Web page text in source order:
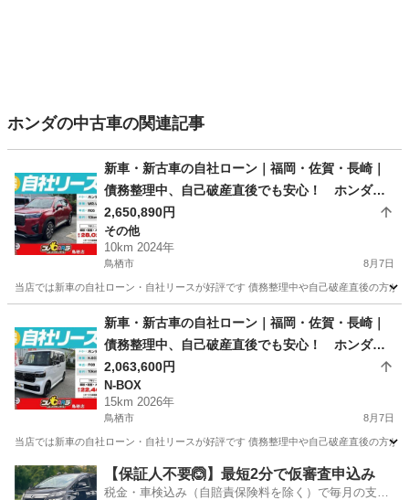
ホンダの中古車の関連記事
新車・新古車の自社ローン｜福岡・佐賀・長崎｜
債務整理中、自己破産直後でも安心！ ホンダ
W-RV Z+ R06年式
2,650,890円
その他
10km 2024年
鳥栖市 8月7日
当店では新車の自社ローン・自社リースが好評です 債務整理中や自己破産直後の方
その他 車両
新車・新古車の自社ローン｜福岡・佐賀・長崎｜
債務整理中、自己破産直後でも安心！ ホンダ N
-BOXカスタムBS R08年式
2,063,600円
N-BOX
15km 2026年
鳥栖市 8月7日
当店では新車の自社ローン・自社リースが好評です 債務整理中や自己破産直後の方
佐賀 鳥栖市 N-BOX 車両
【保証人不要🙆】最短2分で仮審査申込み
税金・車検込み（自賠責保険料を除く）で毎月の支払